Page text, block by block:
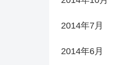
2014年7月
2014年6月